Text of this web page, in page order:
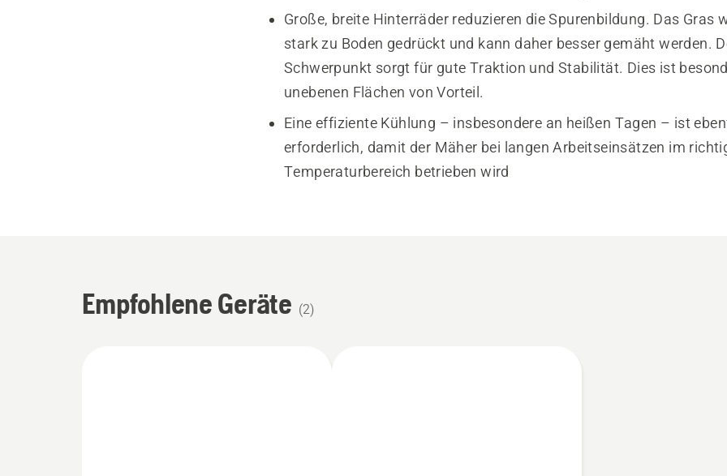
Große, breite Hinterräder reduzieren die Spurenbildung. Das Gras
stark zu Boden gedrückt und kann daher besser gemäht werden.
Schwerpunkt sorgt für gute Traktion und Stabilität. Dies ist
unebenen Flächen von Vorteil.
Eine effiziente Kühlung – insbesondere an heißen Tagen – ist
erforderlich, damit der Mäher bei langen Arbeitseinsätzen im
Temperaturbereich betrieben wird
Empfohlene Geräte (2)